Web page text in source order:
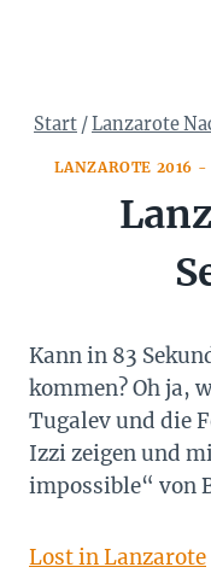
Start /Lanzarote
LANZAROTE 2016 -
Kann in 83
kommen? Oh ja,
Tugalev und die
Izzi zeigen und
impossible“ von
Lost in Lanzarote